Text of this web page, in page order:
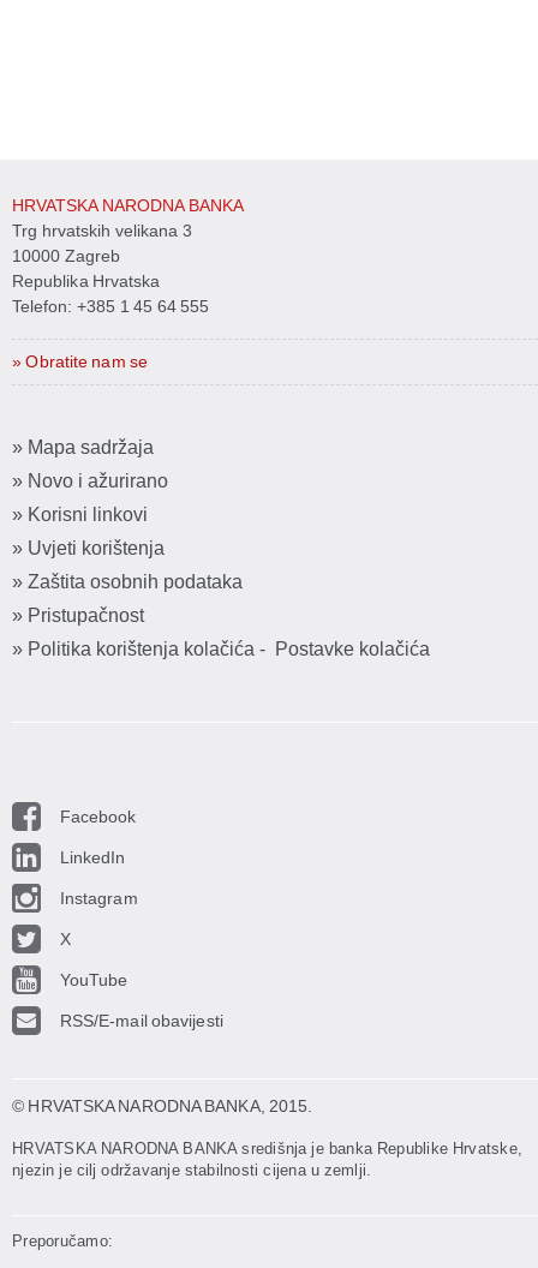
HRVATSKA NARODNA BANKA
Trg hrvatskih velikana 3
10000 Zagreb
Republika Hrvatska
Telefon: +385 1 45 64 555
» Obratite nam se
» Mapa sadržaja
» Novo i ažurirano
» Korisni linkovi
» Uvjeti korištenja
» Zaštita osobnih podataka
» Pristupačnost
» Politika korištenja kolačića - Postavke kolačića
Facebook
LinkedIn
Instagram
X
YouTube
RSS/E-mail obavijesti
© HRVATSKA NARODNA BANKA, 2015.
HRVATSKA NARODNA BANKA središnja je banka Republike Hrvatske,
njezin je cilj održavanje stabilnosti cijena u zemlji.
Preporučamo: